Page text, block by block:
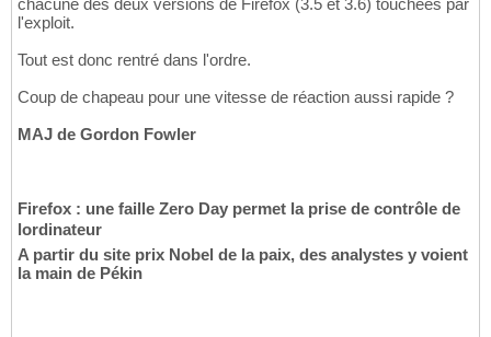
chacune des deux versions de Firefox (3.5 et 3.6) touchées par
l'exploit.
Tout est donc rentré dans l'ordre.
Coup de chapeau pour une vitesse de réaction aussi rapide ?
MAJ de Gordon Fowler
Firefox : une faille Zero Day permet la prise de contrôle de
lordinateur
A partir du site prix Nobel de la paix, des analystes y voient
la main de Pékin